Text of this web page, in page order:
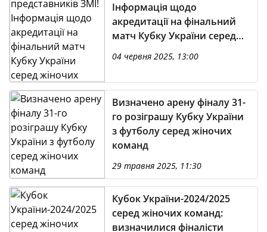
Інформація щодо
акредитації на фінальний
матч Кубку України серед
сезону-2024/2025
04 червня 2025, 13:00
Визначено арену фіналу 31-
го розіграшу Кубку України
з футболу серед жіночих
команд
29 травня 2025, 11:30
Кубок України-2024/2025
серед жіночих команд:
визначилися фіналісти